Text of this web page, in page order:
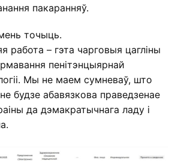
пакаранняў.
точыць.
работа – гэта чарговыя цагліны
пенітэнцыярнай
Мы не маем сумневаў, што
будзе абавязкова праведзенае
да дэмакратычнага ладу і